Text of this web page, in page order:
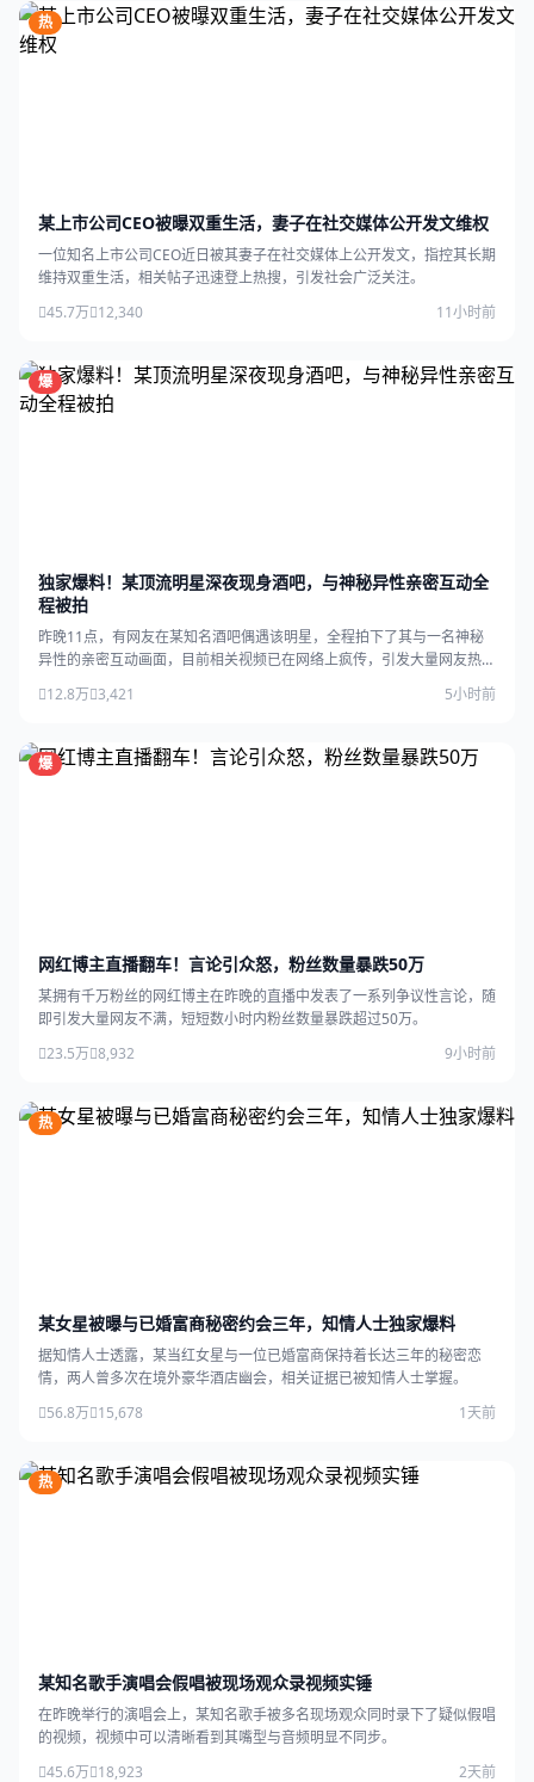
热
某上市公司CEO被曝双重生活，妻子在社交媒体公开发文维权
一位知名上市公司CEO近日被其妻子在社交媒体上公开发文，指控其长期
维持双重生活，相关帖子迅速登上热搜，引发社会广泛关注。
45.7万 12,340 11小时前
爆
独家爆料！某顶流明星深夜现身酒吧，与神秘异性亲密互动全
程被拍
昨晚11点，有网友在某知名酒吧偶遇该明星，全程拍下了其与一名神秘
异性的亲密互动画面，目前相关视频已在网络上疯传，引发大量网友热
12.8万 3,421 5小时前
爆
网红博主直播翻车！言论引众怒，粉丝数量暴跌50万
某拥有千万粉丝的网红博主在昨晚的直播中发表了一系列争议性言论，随
即引发大量网友不满，短短数小时内粉丝数量暴跌超过50万。
23.5万 8,932 9小时前
热
某女星被曝与已婚富商秘密约会三年，知情人士独家爆料
据知情人士透露，某当红女星与一位已婚富商保持着长达三年的秘密恋
情，两人曾多次在境外豪华酒店幽会，相关证据已被知情人士掌握。
56.8万 15,678 1天前
热
某知名歌手演唱会假唱被现场观众录视频实锤
在昨晚举行的演唱会上，某知名歌手被多名现场观众同时录下了疑似假唱
的视频，视频中可以清晰看到其嘴型与音频明显不同步。
45.6万 18,923 2天前